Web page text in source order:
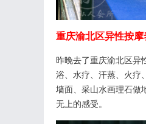
重庆渝北区异性按摩
昨晚去了重庆渝北区异
浴、水疗、汗蒸、火疗
墙面、采山水画理石做
无上的感受。